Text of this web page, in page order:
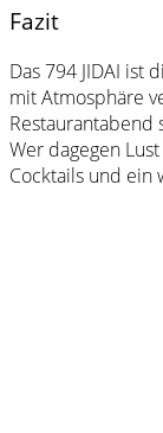
Fazit
Das 794 JIDAI ist
mit Atmosphäre
Restaurantabend
Wer dagegen
Cocktails und ein